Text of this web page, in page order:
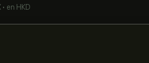
• en HKD